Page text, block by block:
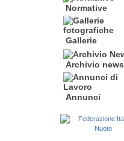
Normative
Gallerie
Archivio news
Annunci